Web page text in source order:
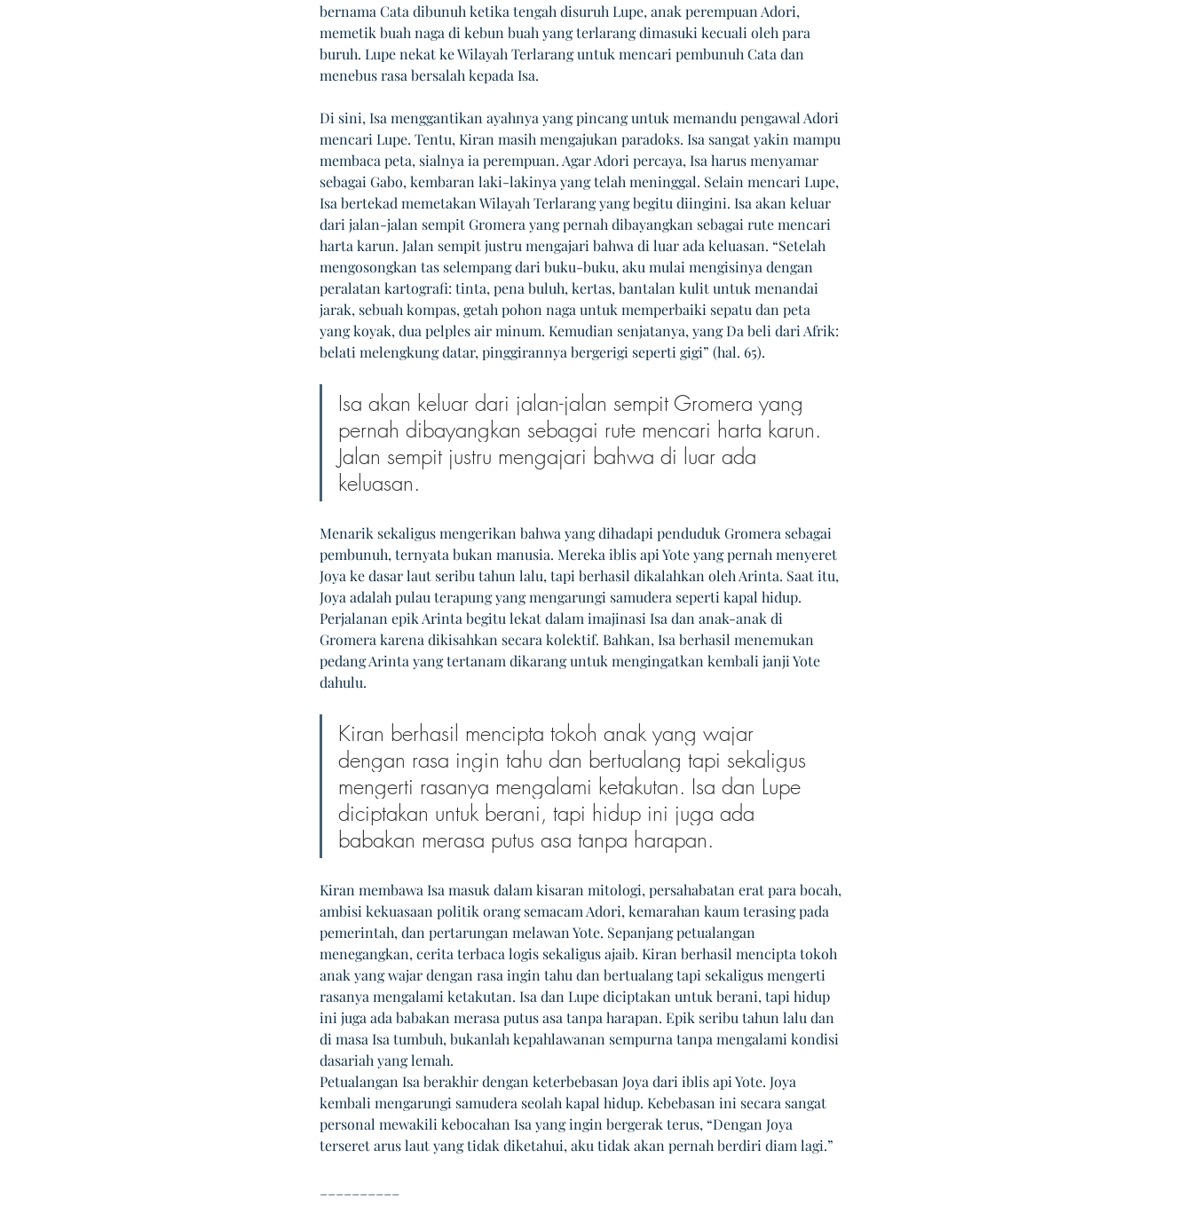
bernama Cata dibunuh ketika tengah disuruh Lupe, anak perempuan Adori,
memetik buah naga di kebun buah yang terlarang dimasuki kecuali oleh para
buruh. Lupe nekat ke Wilayah Terlarang untuk mencari pembunuh Cata dan
menebus rasa bersalah kepada Isa.
Di sini, Isa menggantikan ayahnya yang pincang untuk memandu pengawal Adori
mencari Lupe. Tentu, Kiran masih mengajukan paradoks. Isa sangat yakin mampu
membaca peta, sialnya ia perempuan. Agar Adori percaya, Isa harus menyamar
sebagai Gabo, kembaran laki-lakinya yang telah meninggal. Selain mencari Lupe,
Isa bertekad memetakan Wilayah Terlarang yang begitu diingini. Isa akan keluar
dari jalan-jalan sempit Gromera yang pernah dibayangkan sebagai rute mencari
harta karun. Jalan sempit justru mengajari bahwa di luar ada keluasan. “Setelah
mengosongkan tas selempang dari buku-buku, aku mulai mengisinya dengan
peralatan kartografi: tinta, pena buluh, kertas, bantalan kulit untuk menandai
jarak, sebuah kompas, getah pohon naga untuk memperbaiki sepatu dan peta
yang koyak, dua pelples air minum. Kemudian senjatanya, yang Da beli dari Afrik:
belati melengkung datar, pinggirannya bergerigi seperti gigi” (hal. 65).
Isa akan keluar dari jalan-jalan sempit Gromera yang
pernah dibayangkan sebagai rute mencari harta karun.
Jalan sempit justru mengajari bahwa di luar ada
keluasan.
Menarik sekaligus mengerikan bahwa yang dihadapi penduduk Gromera sebagai
pembunuh, ternyata bukan manusia. Mereka iblis api Yote yang pernah menyeret
Joya ke dasar laut seribu tahun lalu, tapi berhasil dikalahkan oleh Arinta. Saat itu,
Joya adalah pulau terapung yang mengarungi samudera seperti kapal hidup.
Perjalanan epik Arinta begitu lekat dalam imajinasi Isa dan anak-anak di
Gromera karena dikisahkan secara kolektif. Bahkan, Isa berhasil menemukan
pedang Arinta yang tertanam dikarang untuk mengingatkan kembali janji Yote
dahulu.
Kiran berhasil mencipta tokoh anak yang wajar
dengan rasa ingin tahu dan bertualang tapi sekaligus
mengerti rasanya mengalami ketakutan. Isa dan Lupe
diciptakan untuk berani, tapi hidup ini juga ada
babakan merasa putus asa tanpa harapan.
Kiran membawa Isa masuk dalam kisaran mitologi, persahabatan erat para bocah,
ambisi kekuasaan politik orang semacam Adori, kemarahan kaum terasing pada
pemerintah, dan pertarungan melawan Yote. Sepanjang petualangan
menegangkan, cerita terbaca logis sekaligus ajaib. Kiran berhasil mencipta tokoh
anak yang wajar dengan rasa ingin tahu dan bertualang tapi sekaligus mengerti
rasanya mengalami ketakutan. Isa dan Lupe diciptakan untuk berani, tapi hidup
ini juga ada babakan merasa putus asa tanpa harapan. Epik seribu tahun lalu dan
di masa Isa tumbuh, bukanlah kepahlawanan sempurna tanpa mengalami kondisi
dasariah yang lemah.
Petualangan Isa berakhir dengan keterbebasan Joya dari iblis api Yote. Joya
kembali mengarungi samudera seolah kapal hidup. Kebebasan ini secara sangat
personal mewakili kebocahan Isa yang ingin bergerak terus, “Dengan Joya
terseret arus laut yang tidak diketahui, aku tidak akan pernah berdiri diam lagi.”